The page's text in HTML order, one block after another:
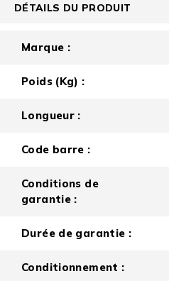
DÉTAILS DU PRODUIT
Marque :
Poids (Kg) :
Longueur :
Code barre :
Conditions de
garantie :
Durée de garantie :
Conditionnement :